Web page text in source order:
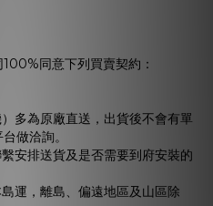
同意下列買賣契約：
多為原廠直送，出貨後不會有單
做洽詢。
安排送貨及是否需要到府安裝的
運，離島、偏遠地區及山區除